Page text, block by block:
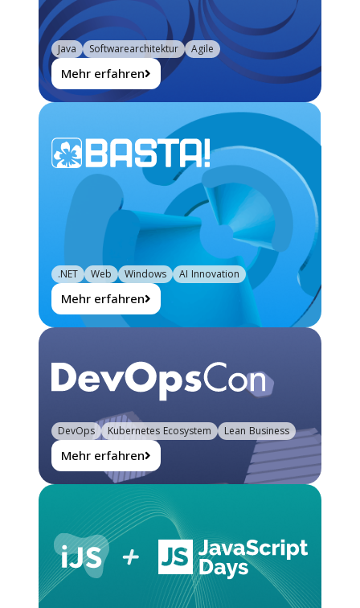
Mehr erfahren
Java Softwarearchitektur Agile
Mehr erfahren
.NET Web Windows AI Innovation
Mehr erfahren
DevOps Kubernetes Ecosystem Lean Business